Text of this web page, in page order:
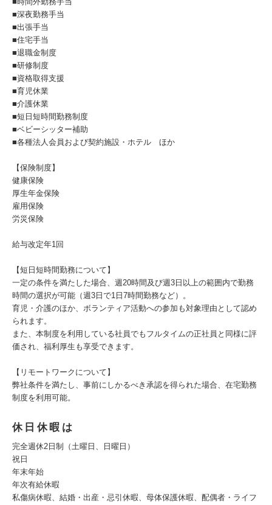
■深夜勤務手当
■出張手当
■住宅手当
■退職金制度
■研修制度
■資格取得支援
■育児休業
■介護休業
■短日短時間勤務制度
■ベビーシッター補助
■各種法人会員および契約施設・ホテル ほか
【保険制度】
健康保険
厚生年金保険
雇用保険
労災保険
給与改定年1回
【短日短時間勤務について】
一定の条件を満たした場合、週20時間及び週3日以上の範囲内で勤務
時間の選択が可能（週3日で1日7時間勤務など）。
育児・介護のほか、ボランティア活動への参加も対象理由として認め
られます。
また、本制度を利用している社員でもフルタイムの正社員と同様に評
価され、福利厚生も享受できます。
【リモートワークについて】
弊社条件を満たし、事前にしかるべき承認を得られた場合、在宅勤務
制度を利用可能。
休日休暇は
完全週休2日制（土曜日、日曜日）
祝日
年末年始
年次有給休暇
私傷病休暇、結婚・出産・忌引休暇、母体保護休暇、配偶者・ライフ